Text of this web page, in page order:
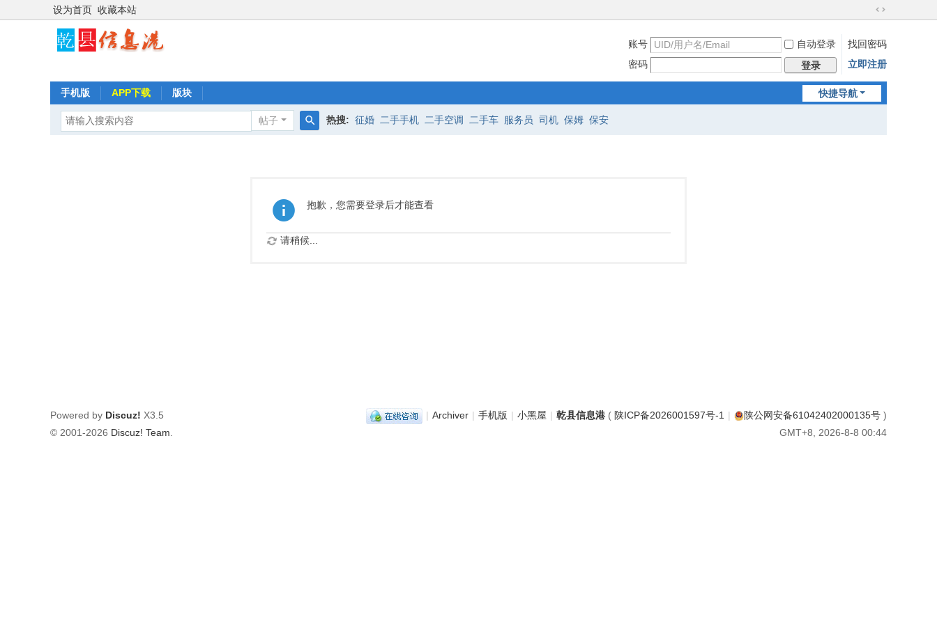
设为首页 收藏本站
切
到
宽
版
账号 自动登录
找回密码
密码
登录 立即注册
快捷导航
手机版 APP下载 版块
帖子 热搜: 征婚 二手手机 二手空调 二手车 服务员 司机 保姆 保安
抱歉，您需要登录后才能查看
请稍候...
| Archiver | 手机版 | 小黑屋 | 乾县信息港 ( 陕ICP备2026001597号-1 | 陕公网安备61042402000135号 )
GMT+8, 2026-8-8 00:44
Powered by Discuz! X3.5
© 2001-2026 Discuz! Team